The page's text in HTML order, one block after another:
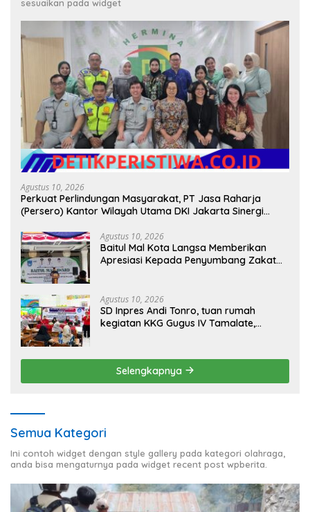
sesuaikan pada widget
Agustus 10, 2026
Perkuat Perlindungan Masyarakat, PT Jasa Raharja
(Persero) Kantor Wilayah Utama DKI Jakarta Sinergi
Agustus 10, 2026
Baitul Mal Kota Langsa Memberikan
Apresiasi Kepada Penyumbang Zakat
Agustus 10, 2026
SD Inpres Andi Tonro, tuan rumah
kegiatan KKG Gugus IV Tamalate,
Selengkapnya
Semua Kategori
Ini contoh widget dengan style gallery pada kategori olahraga,
anda bisa mengaturnya pada widget recent post wpberita.